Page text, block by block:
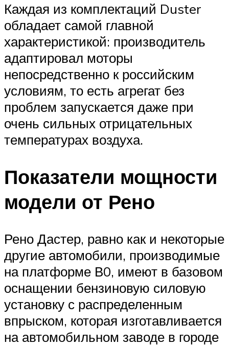
Каждая из комплектаций Duster
обладает самой главной
характеристикой: производитель
адаптировал моторы
непосредственно к российским
условиям, то есть агрегат без
проблем запускается даже при
очень сильных отрицательных
температурах воздуха.
Показатели мощности
модели от Рено
Рено Дастер, равно как и некоторые
другие автомобили, производимые
на платформе В0, имеют в базовом
оснащении бензиновую силовую
установку с распределенным
впрыском, которая изготавливается
на автомобильном заводе в городе